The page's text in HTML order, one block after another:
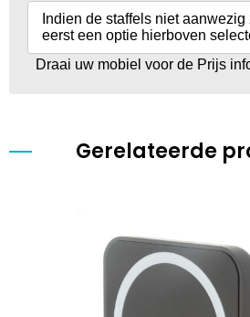
Indien de staffels niet
eerst een optie hierboven
Draai uw mobiel voor de Prijs
Gerelateerde